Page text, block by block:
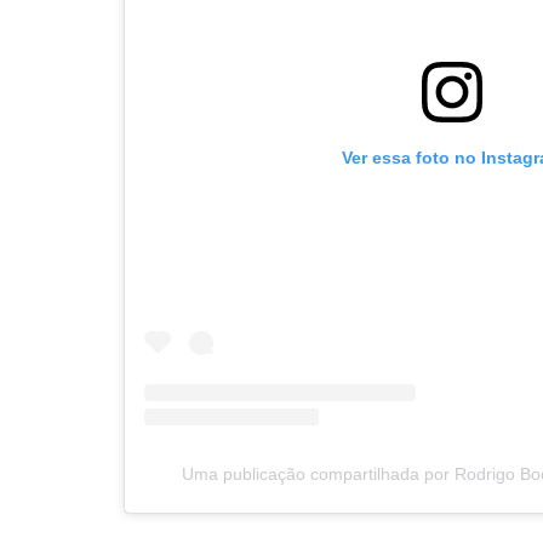
Ver essa foto no
Uma publicação compartilhada por Rodrigo